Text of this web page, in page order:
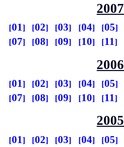
2007
01 02 03 04 05
07
08 09 10 11
2006
01 02 03 04 05
07
08 09 10 11
2005
01 02 03 04 05